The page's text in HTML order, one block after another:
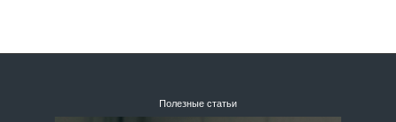
Полезные статьи